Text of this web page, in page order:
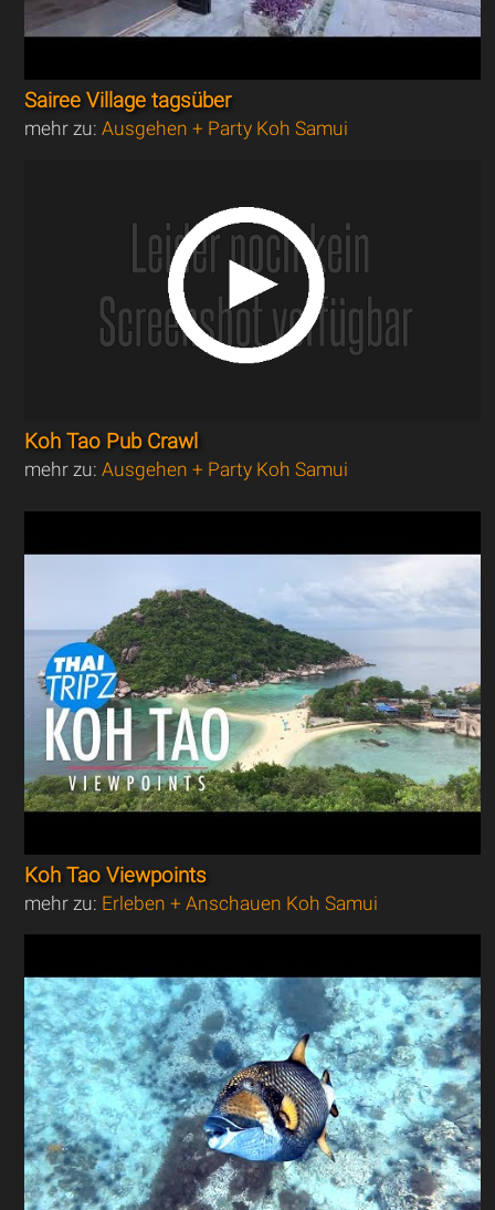
Sairee Village tagsüber
mehr zu:Ausgehen + Party Koh Samui
Koh Tao Pub Crawl
mehr zu:Ausgehen + Party Koh Samui
Koh Tao Viewpoints
mehr zu: Erleben + Anschauen Koh Samui